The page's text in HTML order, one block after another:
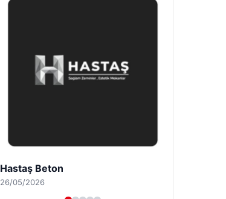
Hastaş Beton
26/05/2026